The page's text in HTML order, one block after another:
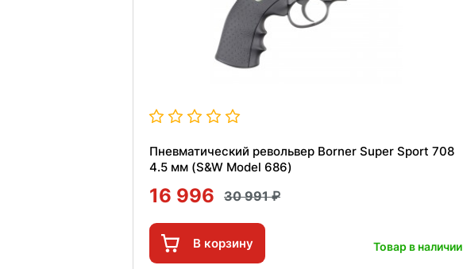
Пневматический револьвер Borner Super Sport 708
4.5 мм (S&W Model 686)
16 996 30 991
В корзину Товар в наличии